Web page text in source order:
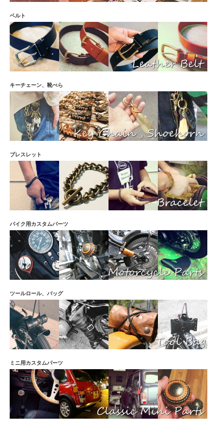
ベルト
キーチェーン、靴べら
ブレスレット
バイク用カスタムパーツ
ツールロール、バッグ
ミニ用カスタムパーツ